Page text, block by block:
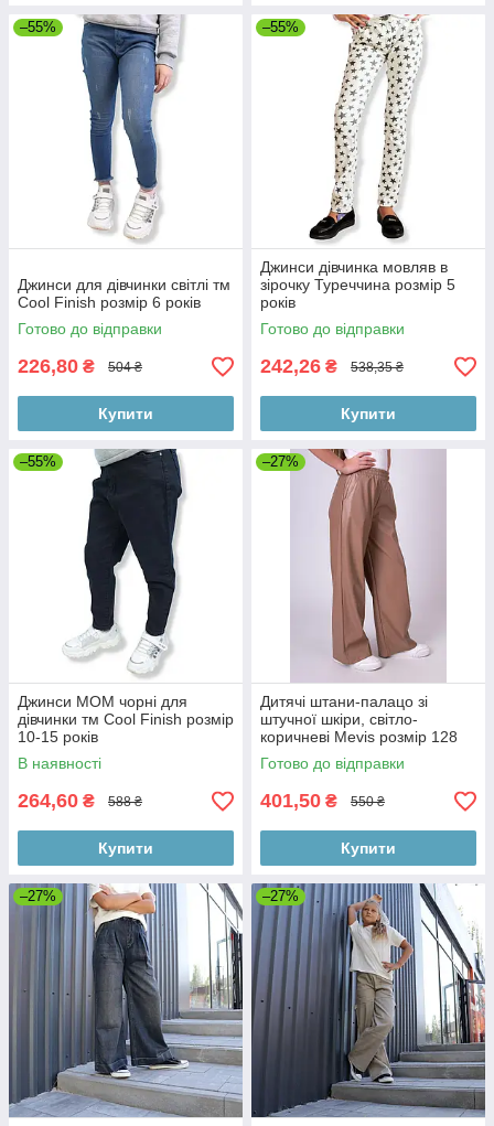
–55%
Джинси для дівчинки світлі тм
Cool Finish розмір 6 років
Готово до відправки
226,80 ₴ 504 ₴
Купити
–55%
Джинси дівчинка мовляв в
зірочку Туреччина розмір 5
років
Готово до відправки
242,26 ₴ 538,35 ₴
Купити
–55%
Джинси МОМ чорні для
дівчинки тм Cool Finish розмір
10-15 років
В наявності
264,60 ₴ 588 ₴
Купити
–27%
Дитячі штани-палацо зі
штучної шкіри, світло-
коричневі Mevis розмір 128
Готово до відправки
401,50 ₴ 550 ₴
Купити
–27% –27%